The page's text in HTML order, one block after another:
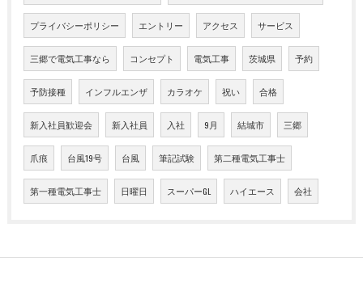
プライバシーポリシー エントリー アクセス サービス
三郷で電気工事なら コンセプト 電気工事 茨城県 予約
予防接種 インフルエンザ カラオケ 祝い 合格
新入社員歓迎会 新入社員 入社 9月 結城市 三郷
爪痕 台風19号 台風 筆記試験 第二種電気工事士
第一種電気工事士 日曜日 スーパーGL ハイエース 会社